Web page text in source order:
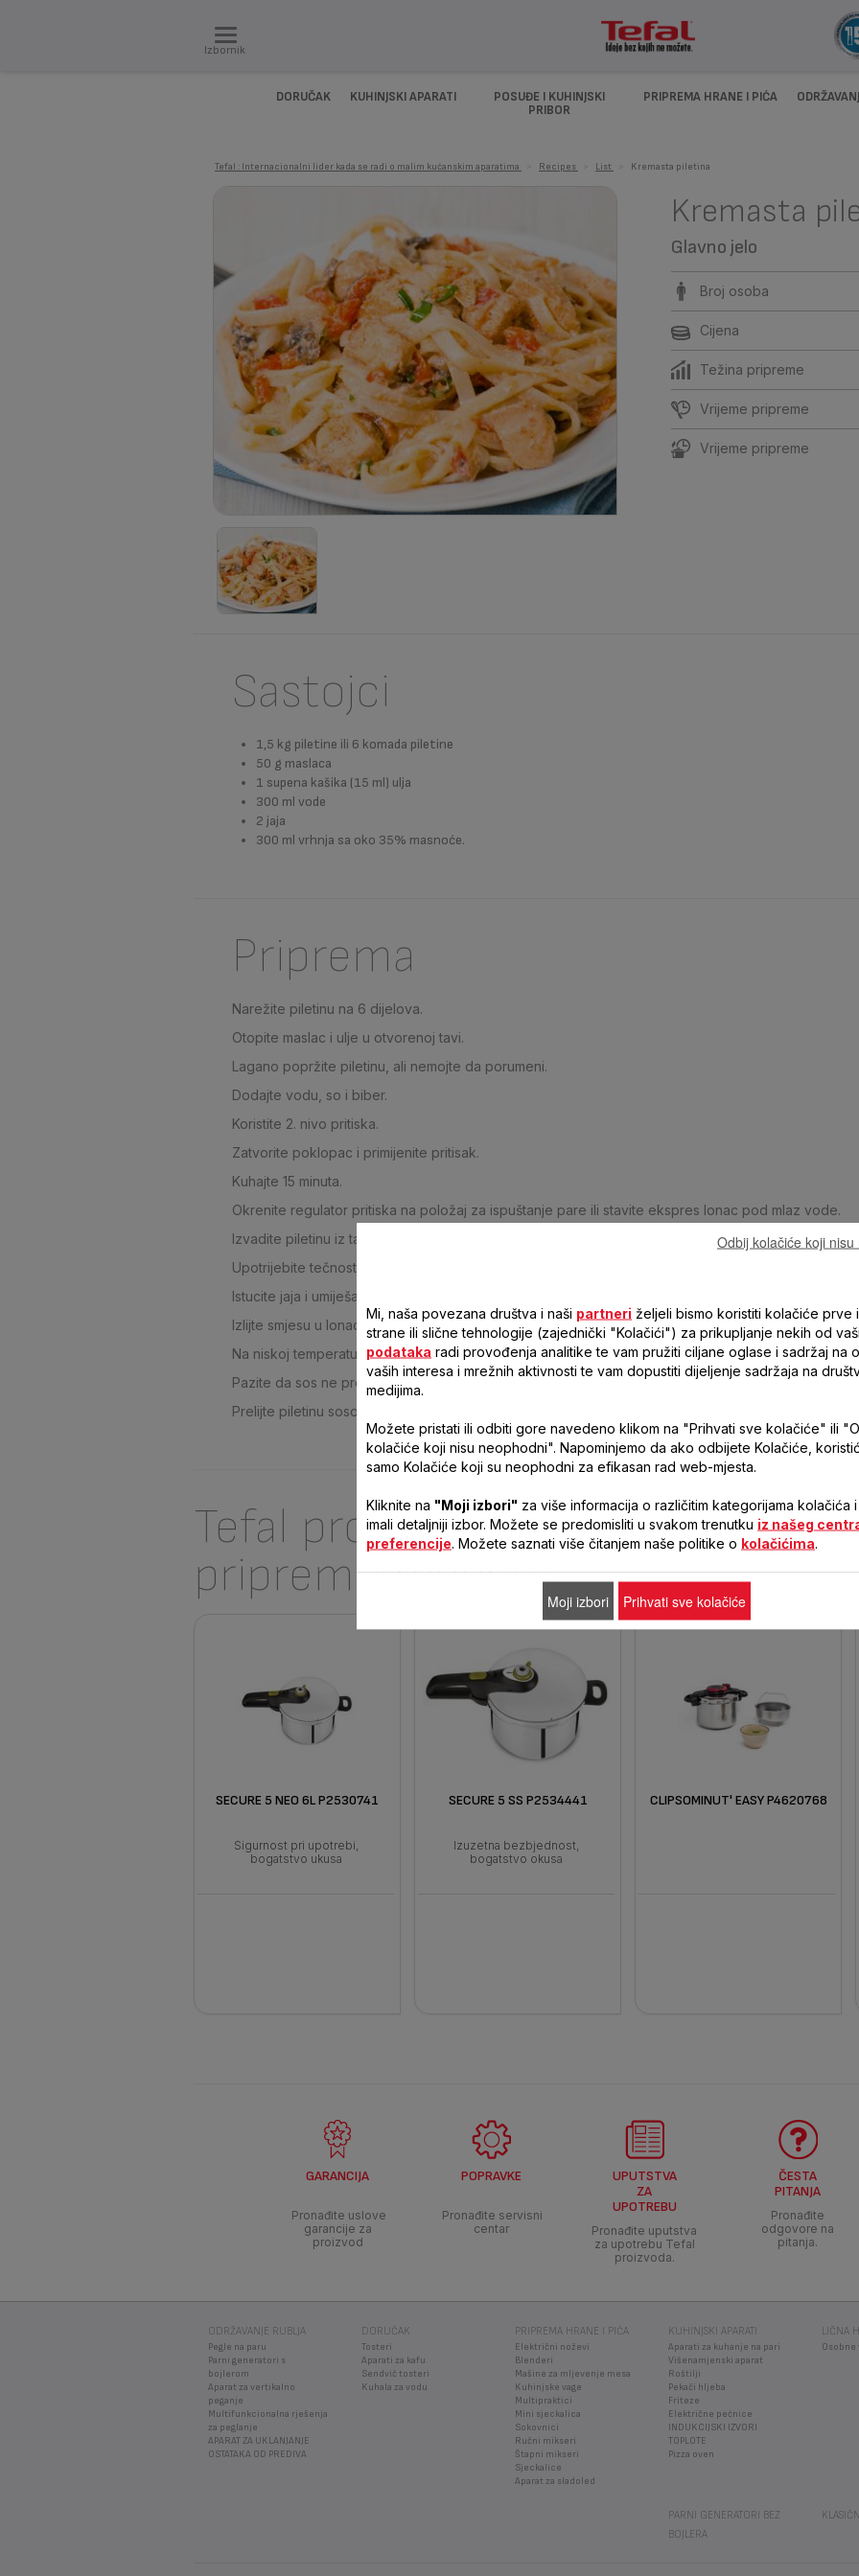
Izbornik
DORUČAK KUHINJSKI APARATI
POSUĐE I KUHINJSKI
PRIBOR
PRIPREMA HRANE I PIĆA
Tefal : Internacionalni lider kada se radi o malim kućanskim aparatima Recipes List Kremasta piletina
Kremasta
Glavno jelo
Broj osoba
Cijena
Težina pripreme
Vrijeme pripreme
Vrijeme pripreme
Sastojci
1,5 kg piletine ili 6 komada piletine
50 g maslaca
1 supena kašika (15 ml) ulja
300 ml vode
2 jaja
300 ml vrhnja sa oko 35% masnoće.
Priprema
Narežite piletinu na 6 dijelova.
Otopite maslac i ulje u otvorenoj tavi.
Lagano popržite piletinu, ali nemojte da porumeni.
Dodajte vodu, so i biber.
Koristite 2. nivo pritiska.
Zatvorite poklopac i primijenite pritisak.
Kuhajte 15 minuta.
Okrenite regulator pritiska na položaj za ispuštanje pare ili stavite ekspres lonac pod mlaz vode.
Izvadite piletinu iz tave, ocijedite i stavite u zagrijanu posudu.
Upotrijebite tečnost od kuhanja kao temeljac.
Istucite jaja i umiješajte vrhnje.
Izlijte smjesu u lonac.
Na niskoj temperaturi miješajte sos dok ne postane jednoličan, pa ga odmah skinite sa štednjaka.
Pazite da sos ne proključa.
Prelijte piletinu sosom.
Tefal proizvodi koji su
pripremu recepta
SECURE 5 NEO 6L P2530741
Sigurnost pri upotrebi,
bogatstvo ukusa
SECURE 5 SS P2534441
Izuzetna bezbjednost,
bogatstvo okusa
CLIPSOMINUT' EASY P4620768
GARANCIJA
Pronađite uslove
garancije za
proizvod
POPRAVKE
Pronađite servisni
centar
UPUTSTVA
ZA
UPOTREBU
Pronađite uputstva
za upotrebu Tefal
proizvoda.
ČESTA
PITANJA
Pronađite
odgovore na
pitanja.
ODRŽAVANJE RUBLJA
Pegle na paru
Parni generatori s
bojlerom
Aparat za vertikalno
peganje
Multifunkcionalna rješenja
za peglanje
APARAT ZA UKLANJANJE
OSTATAKA OD PREDIVA
DORUČAK
Tosteri
Aparati za kafu
Sendvič tosteri
Kuhala za vodu
PRIPREMA HRANE I PIĆA
Električni noževi
Blenderi
Mašine za mljevenje mesa
Kuhinjske vage
Multipraktici
Mini sjeckalica
Sokovnici
Ručni mikseri
Štapni mikseri
Sjeckalice
Aparat za sladoled
KUHINJSKI APARATI
Aparati za kuhanje na pari
Višenamjenski aparat
Roštilji
Pekači hljeba
Friteze
Električne pećnice
INDUKCIJSKI IZVORI
TOPLOTE
Pizza oven
LIČNA
Osobne
PARNI GENERATORI BEZ
BOJLERA
Mi, naša povezana društva i naši partneri željeli bismo koristiti kolačiće prve
strane ili slične tehnologije (zajednički "Kolačići") za prikupljanje nekih od
podataka radi provođenja analitike te vam pružiti ciljane oglase i sadržaj na
vaših interesa i mrežnih aktivnosti te vam dopustiti dijeljenje sadržaja na
medijima.
Možete pristati ili odbiti gore navedeno klikom na "Prihvati sve kolačiće" ili
kolačiće koji nisu neophodni". Napominjemo da ako odbijete Kolačiće,
samo Kolačiće koji su neophodni za efikasan rad web-mjesta.
Kliknite na "Moji izbori" za više informacija o različitim kategorijama kolačića
imali detaljniji izbor. Možete se predomisliti u svakom trenutku iz našeg
preferencije. Možete saznati više čitanjem naše politike o kolačićima.
Odbij kolačiće koji
Moji izbori Prihvati sve kolačiće